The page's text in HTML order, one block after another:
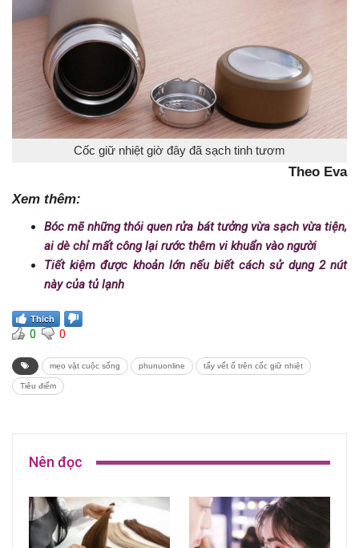
Cốc giữ nhiệt giờ đây đã sạch tinh tươm
Theo Eva
Xem thêm:
Bóc mẽ những thói quen rửa bát tưởng vừa sạch vừa tiện,
ai dè chỉ mất công lại rước thêm vi khuẩn vào người
Tiết kiệm được khoản lớn nếu biết cách sử dụng 2 nút
này của tủ lạnh
Thích
0 0
mẹo vặt cuộc sống phunuonline tấy vết ố trên cốc giữ nhiệt
Tiêu điểm
Nên đọc